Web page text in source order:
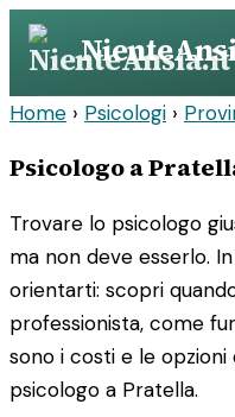
Vai
contenuto
Home › Psicologi ›
Psicologo a
Trovare lo psicologo
ma non deve esserlo.
orientarti: scopri
professionista, come
sono i costi e le
psicologo a Pratella.